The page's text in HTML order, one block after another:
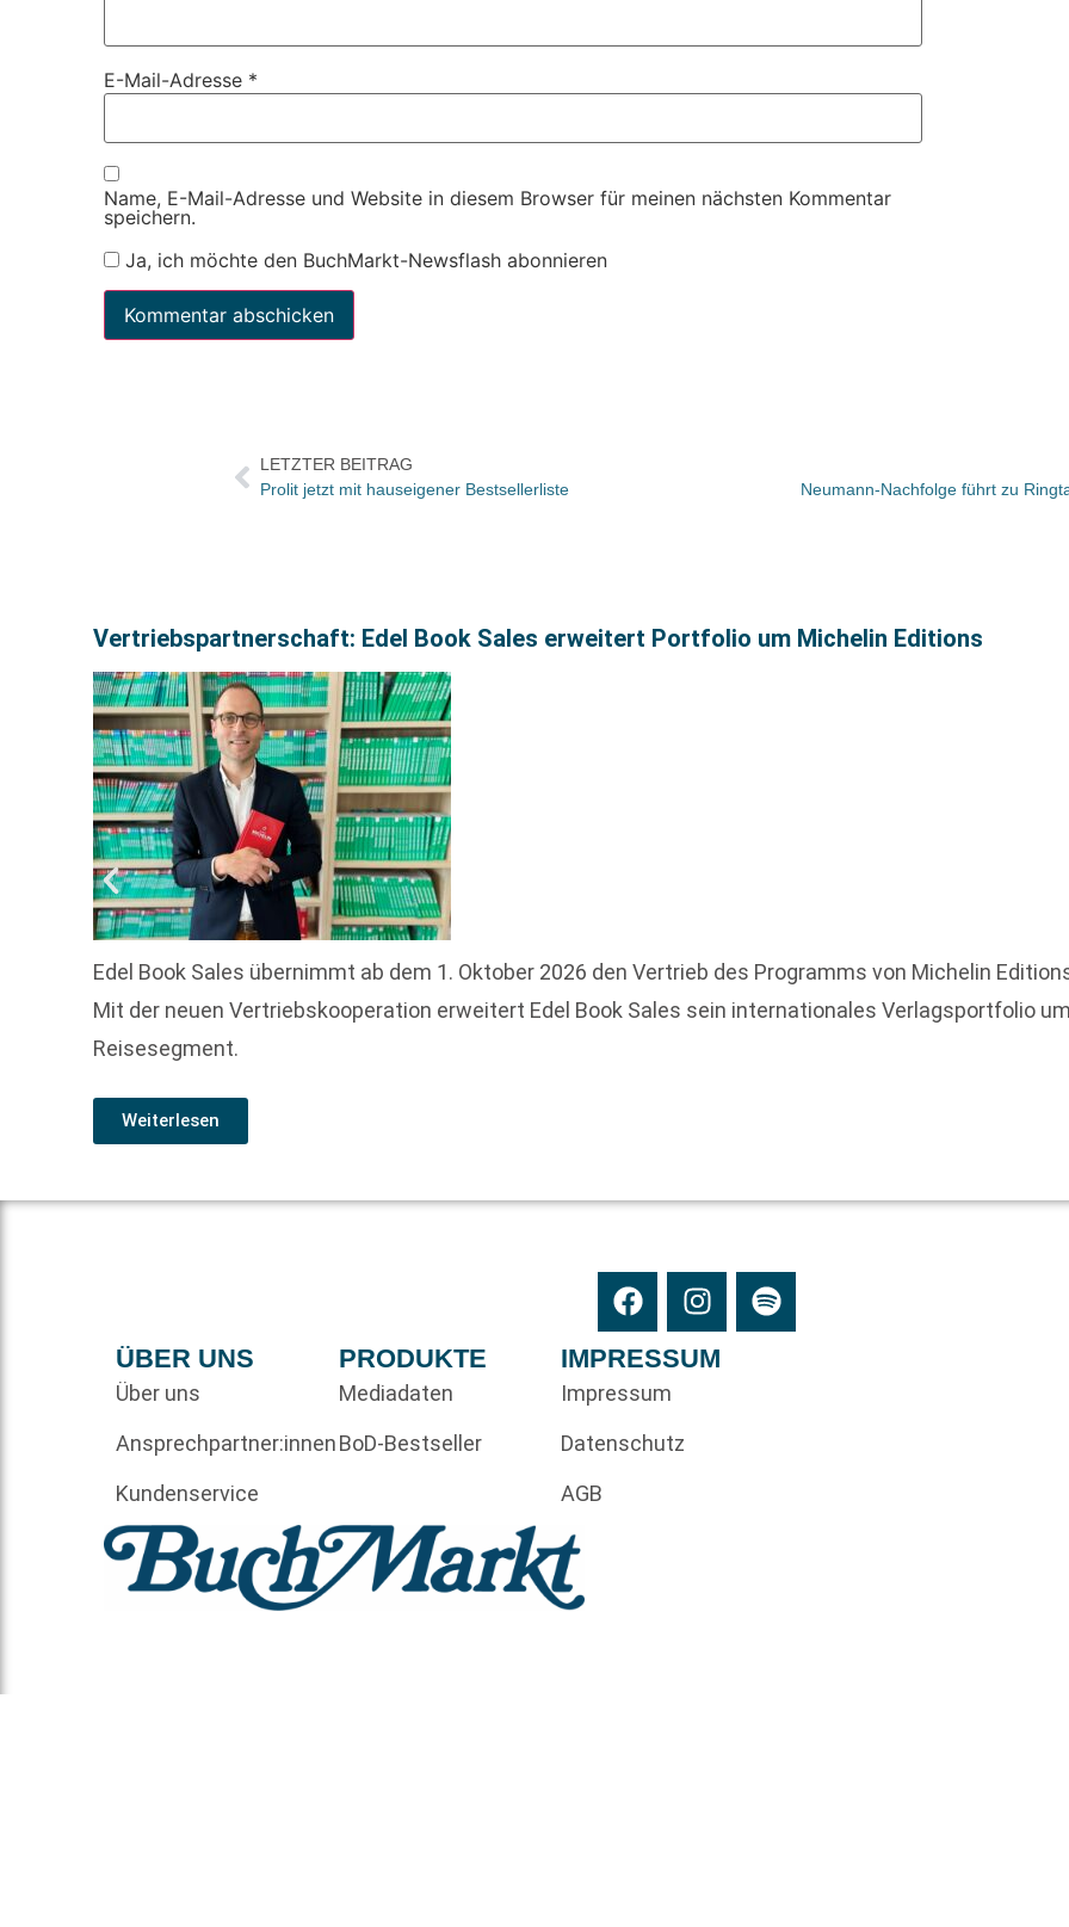
E-Mail-Adresse *
Name, E-Mail-Adresse und Website in diesem Browser für meinen nächsten Kommentar
speichern.
Ja, ich möchte den BuchMarkt-Newsflash abonnieren
LETZTER BEITRAG
Prolit jetzt mit hauseigener Bestsellerliste
Vertriebspartnerschaft: Edel Book Sales erweitert Portfolio um Michelin Editions
Edel Book Sales übernimmt ab dem 1. Oktober 2026 den Vertrieb des Programms von Michelin
Mit der neuen Vertriebskooperation erweitert Edel Book Sales sein internationales Verlagsportfolio
Reisesegment.
Weiterlesen
ÜBER UNS
Über uns
Ansprechpartner:innen
Kundenservice
PRODUKTE
Mediadaten
BoD-Bestseller
IMPRESSUM
Impressum
Datenschutz
AGB